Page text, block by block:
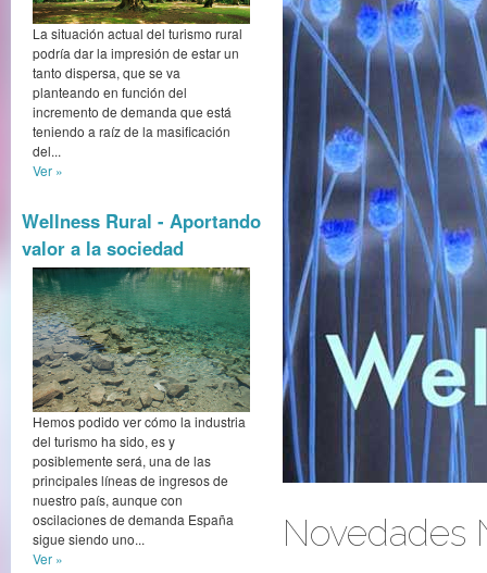
La situación actual del turismo rural
podría dar la impresión de estar un
tanto dispersa, que se va
planteando en función del
incremento de demanda que está
teniendo a raíz de la masificación
del...
Ver »
Wellness Rural - Aportando
valor a la sociedad
Hemos podido ver cómo la industria
del turismo ha sido, es y
posiblemente será, una de las
principales líneas de ingresos de
nuestro país, aunque con
oscilaciones de demanda España
sigue siendo uno...
Ver »
Novedades